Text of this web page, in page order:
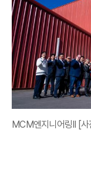
MCM엔지니어링II [